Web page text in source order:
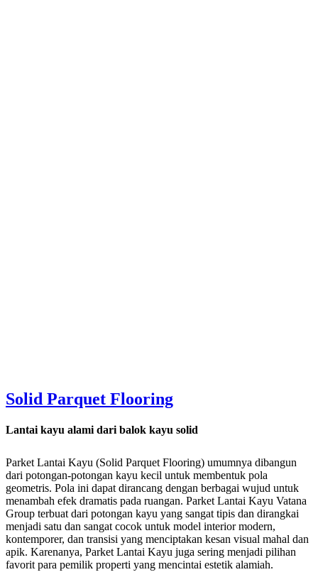
Solid Parquet Flooring
Lantai kayu alami dari balok kayu solid
Parket Lantai Kayu (Solid Parquet Flooring) umumnya dibangun
dari potongan-potongan kayu kecil untuk membentuk pola
geometris. Pola ini dapat dirancang dengan berbagai wujud untuk
menambah efek dramatis pada ruangan. Parket Lantai Kayu Vatana
Group terbuat dari potongan kayu yang sangat tipis dan dirangkai
menjadi satu dan sangat cocok untuk model interior modern,
kontemporer, dan transisi yang menciptakan kesan visual mahal dan
apik. Karenanya, Parket Lantai Kayu juga sering menjadi pilihan
favorit para pemilik properti yang mencintai estetik alamiah.